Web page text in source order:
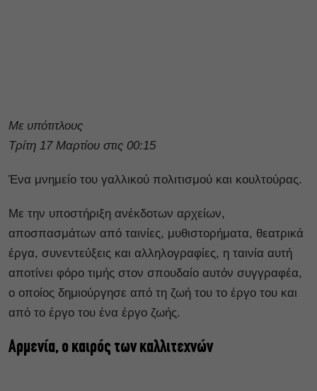
Με υπότιτλους
Τρίτη 17 Μαρτίου στις 00:15
Ένα μνημείο του γαλλικού πολιτισμού και κουλτούρας.
Με την υποστήριξη ανέκδοτων αρχείων,
αποσπασμάτων από ταινίες, μυθιστορήματα, θεατρικά
έργα, συνεντεύξεις και αλληλογραφίες, η ταινία αυτή
αποτίνει φόρο τιμής στον σπουδαίο αυτόν συγγραφέα,
ο οποίος δημιούργησε από τη ζωή του το έργο του και
από το έργο του ένα έργο ζωής.
Αρμενία, ο καιρός των καλλιτεχνών